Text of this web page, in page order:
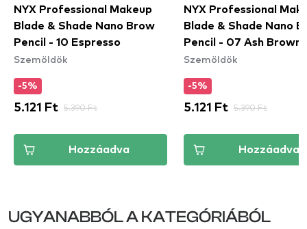
NYX Professional Makeup
Blade & Shade Nano Brow
Pencil - 10 Espresso
Szemöldök
-5%
5.121 Ft 5.390 Ft
Hozzáadva
NYX Professional
Blade & Shade Nano
Pencil - 07 Ash Brown
Szemöldök
-5%
5.121 Ft 5.390 Ft
Hozzáadva
UGYANABBÓL A KATEGÓRIÁBÓL